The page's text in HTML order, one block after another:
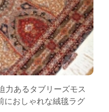
力あるタブリーズモス
におしゃれな絨毯ラグ